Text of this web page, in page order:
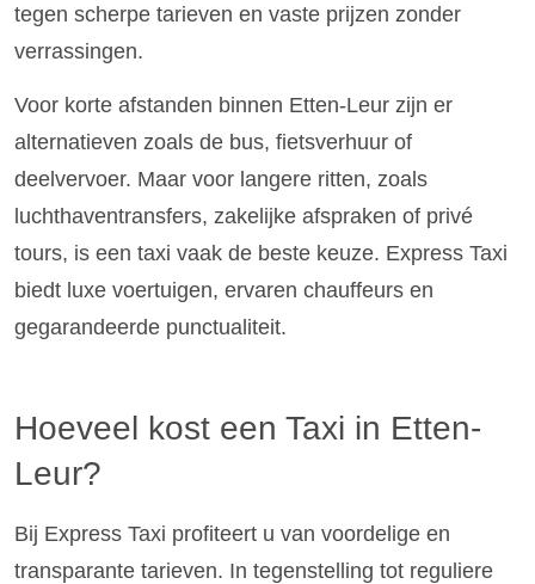
tegen scherpe tarieven en vaste prijzen zonder
verrassingen.
Voor korte afstanden binnen Etten-Leur zijn er
alternatieven zoals de bus, fietsverhuur of
deelvervoer. Maar voor langere ritten, zoals
luchthaventransfers, zakelijke afspraken of privé
tours, is een taxi vaak de beste keuze. Express Taxi
biedt luxe voertuigen, ervaren chauffeurs en
gegarandeerde punctualiteit.
Hoeveel kost een Taxi in Etten-
Leur?
Bij Express Taxi profiteert u van voordelige en
transparante tarieven. In tegenstelling tot reguliere